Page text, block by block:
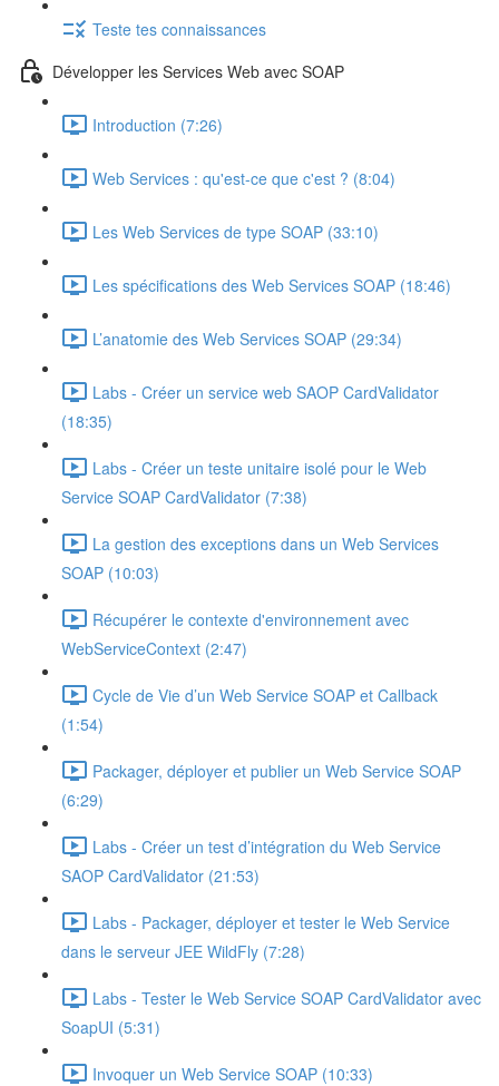
Teste tes connaissances
Développer les Services Web avec SOAP
Introduction (7:26)
Web Services : qu'est-ce que c'est ? (8:04)
Les Web Services de type SOAP (33:10)
Les spécifications des Web Services SOAP (18:46)
L’anatomie des Web Services SOAP (29:34)
Labs - Créer un service web SAOP CardValidator
(18:35)
Labs - Créer un teste unitaire isolé pour le Web
Service SOAP CardValidator (7:38)
La gestion des exceptions dans un Web Services
SOAP (10:03)
Récupérer le contexte d'environnement avec
WebServiceContext (2:47)
Cycle de Vie d’un Web Service SOAP et Callback
(1:54)
Packager, déployer et publier un Web Service SOAP
(6:29)
Labs - Créer un test d’intégration du Web Service
SAOP CardValidator (21:53)
Labs - Packager, déployer et tester le Web Service
dans le serveur JEE WildFly (7:28)
Labs - Tester le Web Service SOAP CardValidator avec
SoapUI (5:31)
Invoquer un Web Service SOAP (10:33)